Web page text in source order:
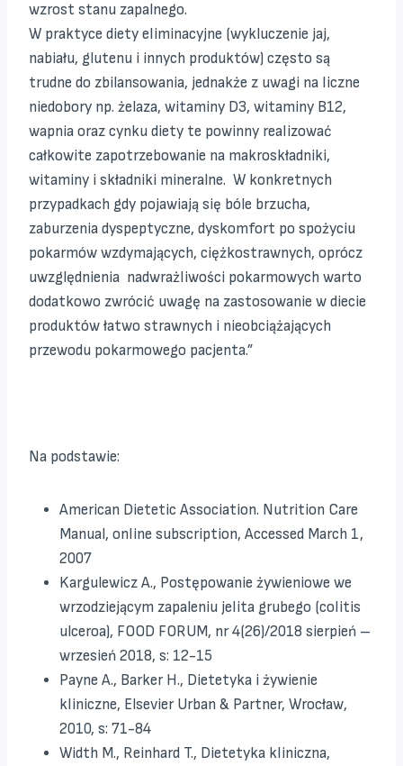
wzrost stanu zapalnego.
W praktyce diety eliminacyjne (wykluczenie jaj,
nabiału, glutenu i innych produktów) często są
trudne do zbilansowania, jednakże z uwagi na liczne
niedobory np. żelaza, witaminy D3, witaminy B12,
wapnia oraz cynku diety te powinny realizować
całkowite zapotrzebowanie na makroskładniki,
witaminy i składniki mineralne. W konkretnych
przypadkach gdy pojawiają się bóle brzucha,
zaburzenia dyspeptyczne, dyskomfort po spożyciu
pokarmów wzdymających, ciężkostrawnych, oprócz
uwzględnienia nadwrażliwości pokarmowych warto
dodatkowo zwrócić uwagę na zastosowanie w diecie
produktów łatwo strawnych i nieobciążających
przewodu pokarmowego pacjenta.”
Na podstawie:
American Dietetic Association. Nutrition Care
Manual, online subscription, Accessed March 1,
2007
Kargulewicz A., Postępowanie żywieniowe we
wrzodziejącym zapaleniu jelita grubego (colitis
ulceroa), FOOD FORUM, nr 4(26)/2018 sierpień –
wrzesień 2018, s: 12-15
Payne A., Barker H., Dietetyka i żywienie
kliniczne, Elsevier Urban & Partner, Wrocław,
2010, s: 71-84
Width M., Reinhard T., Dietetyka kliniczna,